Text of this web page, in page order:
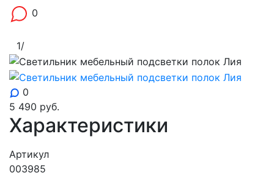
0
1/
0
5 490 руб.
Характеристики
Артикул
003985